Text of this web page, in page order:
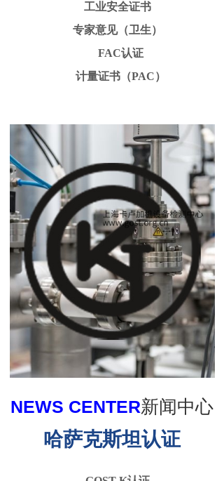
工业安全证书
专家意见（卫生）
FAC认证
计量证书（PAC）
NEWS CENTER新闻中心
哈萨克斯坦认证